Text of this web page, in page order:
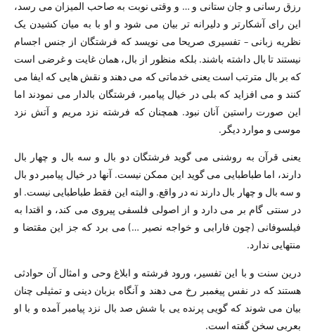
رزق رسانی و جان ستانی و … و وقتی نوبت به صاحب المیزان می رسد،
این رای آشکارتر و دلیرانه تر بیان می شود و او با به میان کشیدن یک
نظریه زبانی – تفسیری صریحا می نویسد که فرشتگان از جنس اجسام
نیستند تا بال داشته باشند. بلکه منظور از بال، همان غایت و غرضی است
که بر بال مترتب است یعنی خدماتی که می دهند و نقش هایی که ایفا می
کنند و می افزاید که بلی در خیال پیامبر، فرشتگان بالدار می نمودند اما
این صورت راستین آنان نبود. همچنان که فرشته نزد مریم و آتش نزد
موسی و موارد دیگر.
یعنی قرآن به روشنی می گوید فرشتگان دو بال و سه بال و چهار بال
دارند، اما طباطبایی می گوید این ممکن نیست. آنها در خیال پیامبر دو بال
و سه بال و چهار بال دارند نه در واقع. و البته این فقط طباطبایی نیست. او
در سنتی گام بر می دارد و از اصولی فلسفی پیروی می کند، و اقتدا به
فیلسوفانی (چون فارابی و خواجه نصیر …) می برد که جز این مقتضا و
منتهایی ندارد.
درین سنت و با این تفسیر، ورود فرشته و ابلاغ وحی و امثال آن حوادثی
هستند که در نفس پیغمبر رخ می دهند و آنگاه بزبان دینی و تمثیلی چنان
بیان می شوند که گویی پرنده یی با شش صد بال نزد پیامبر آمده و با او
بعربی سخن گفته است.